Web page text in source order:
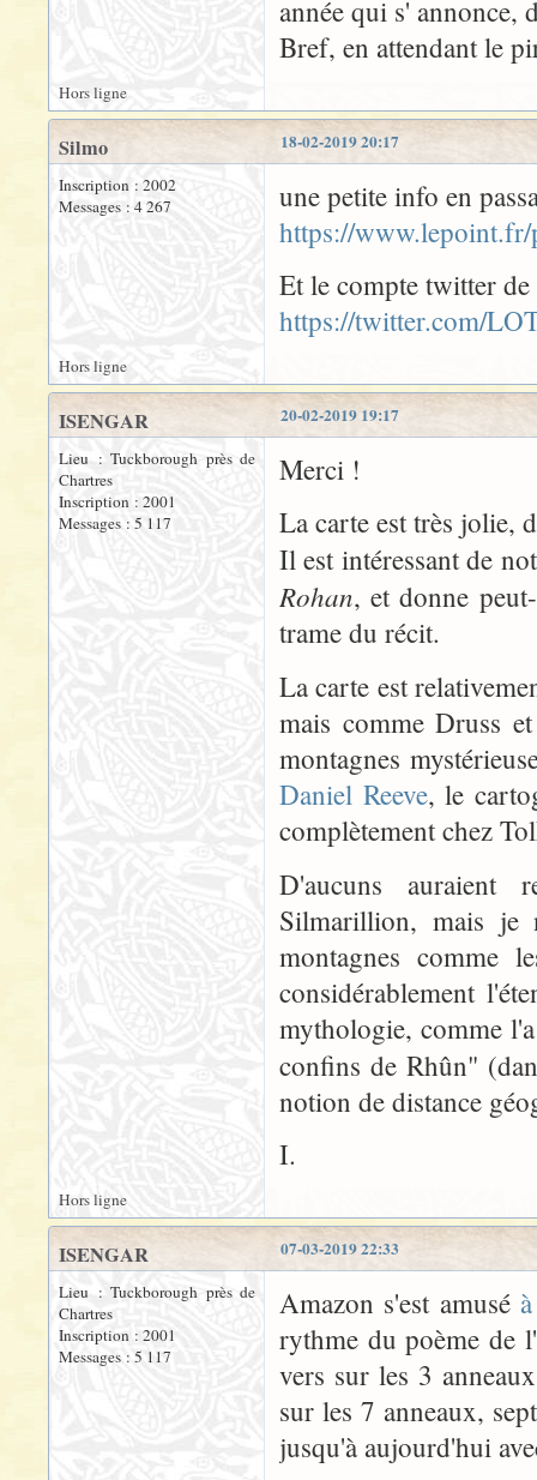
année qui s' annonce,
Bref, en attendant le
Hors ligne
18-02-2019 20:17
Silmo
Inscription : 2002
Messages : 4 267
une petite info en
https://
Et le compte twitter de
https://twitter.com/
Hors ligne
20-02-2019 19:17
ISENGAR
Lieu : Tuckborough près de
Chartres
Inscription : 2001
Messages : 5 117
Merci !
La carte est très jolie,
Il est intéressant de
Rohan, et donne
trame du récit.
La carte est
mais comme Druss
montagnes
Daniel Reeve, le
complètement chez
D'aucuns auraient
Silmarillion, mais je
montagnes comme
considérablement
mythologie, comme
confins de Rhûn"
notion de distance
I.
Hors ligne
07-03-2019 22:33
ISENGAR
Lieu : Tuckborough près de
Chartres
Inscription : 2001
Messages : 5 117
Amazon s'est amusé
rythme du poème de
vers sur les 3
sur les 7 anneaux,
jusqu'à aujourd'hui